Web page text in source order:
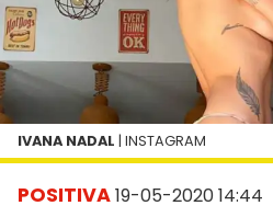
POSITIVA19-05-2020 14:44
IVANA NADAL | INSTAGRAM